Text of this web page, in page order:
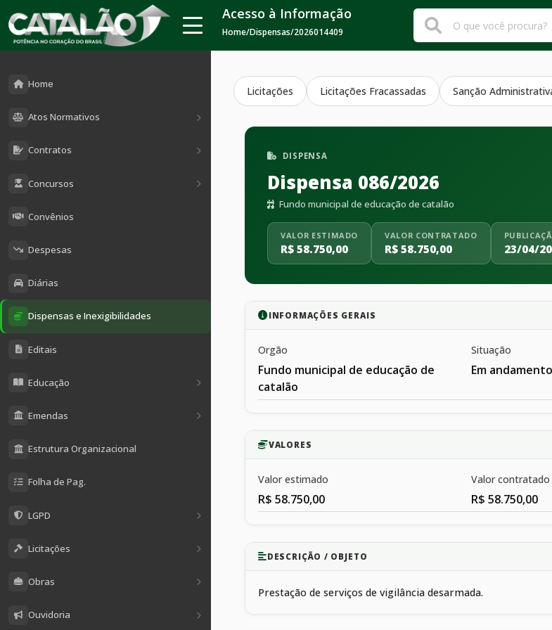
Home
Atos Normativos
Contratos
Concursos
Convênios
Despesas
Diárias
Dispensas e Inexigibilidades
Editais
Educação
Emendas
Estrutura Organizacional
Folha de Pag.
LGPD
Licitações
Obras
Ouvidoria
Acesso à Informação
Home/Dispensas/2026014409
Licitações Licitações Fracassadas Sanção
DISPENSA
Dispensa 086/2026
Fundo municipal de educação de catalão
VALOR ESTIMADO
R$ 58.750,00
VALOR CONTRATADO
R$ 58.750,00 23/04/
INFORMAÇÕES GERAIS
Orgão
Fundo municipal de educação de
catalão
Situação
Em andamento
VALORES
Valor estimado
R$ 58.750,00
Valor contratado
R$ 58.750,00
DESCRIÇÃO / OBJETO
Prestação de serviços de vigilância desarmada.